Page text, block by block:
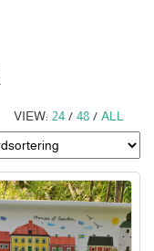
VIEW: 24 / 48 / ALL